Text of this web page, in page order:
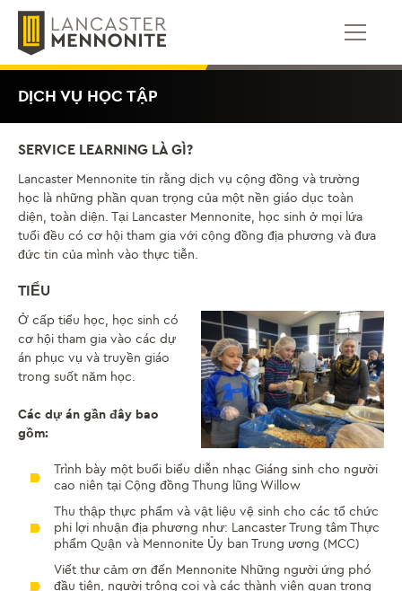
qua
phần
dungDỊCH VỤ HỌC TẬP
SERVICE LEARNING LÀ GÌ?
Lancaster Mennonite tin rằng dịch vụ cộng đồng và trường
học là những phần quan trọng của một nền giáo dục toàn
diện, toàn diện. Tại Lancaster Mennonite, học sinh ở mọi lứa
tuổi đều có cơ hội tham gia với cộng đồng địa phương và đưa
đức tin của mình vào thực tiễn.
TIỂU
Ở cấp tiểu học, học sinh có
cơ hội tham gia vào các dự
án phục vụ và truyền giáo
trong suốt năm học.
Các dự án gần đây bao
gồm:
Trình bày một buổi biểu diễn nhạc Giáng sinh cho người
cao niên tại Cộng đồng Thung lũng Willow
Thu thập thực phẩm và vật liệu vệ sinh cho các tổ chức
phi lợi nhuận địa phương như: Lancaster Trung tâm Thực
phẩm Quận và Mennonite Ủy ban Trung ương (MCC)
Viết thư cảm ơn đến Mennonite Những người ứng phó
đầu tiên, người trông coi và các thành viên quan trọng